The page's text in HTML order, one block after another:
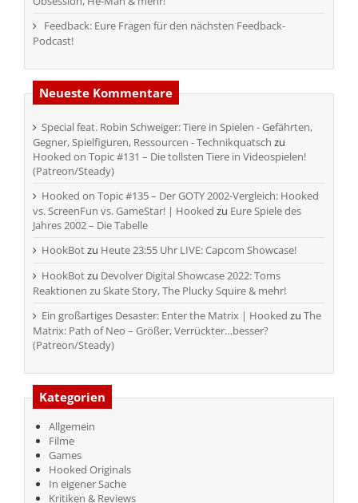
Feedback: Eure Fragen für den nächsten Feedback-
Podcast!
Neueste Kommentare
Special feat. Robin Schweiger: Tiere in Spielen - Gefährten,
Gegner, Spielfiguren, Ressourcen - Technikquatsch zu
Hooked on Topic #131 – Die tollsten Tiere in Videospielen!
(Patreon/Steady)
Hooked on Topic #135 – Der GOTY 2002-Vergleich: Hooked
vs. ScreenFun vs. GameStar! | Hooked zu Eure Spiele des
Jahres 2002 – Die Tabelle
HookBotzu Heute 23:55 Uhr LIVE: Capcom Showcase!
HookBotzu Devolver Digital Showcase 2022: Toms
Reaktionen zu Skate Story, The Plucky Squire & mehr!
Ein großartiges Desaster: Enter the Matrix | Hooked zu The
Matrix: Path of Neo – Größer, Verrückter…besser?
(Patreon/Steady)
Kategorien
Allgemein
Filme
Games
Hooked Originals
In eigener Sache
Kritiken & Reviews